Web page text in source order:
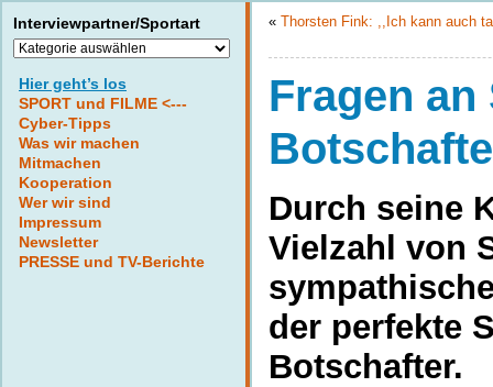
Interviewpartner/Sportart
Interviewpartner/Sportart
Hier geht’s los
SPORT und FILME <---
Cyber-Tipps
Was wir machen
Mitmachen
Kooperation
Wer wir sind
Impressum
Newsletter
PRESSE und TV-Berichte
« Thorsten Fink: ,,Ich kann auch
Fragen
Durch seine
Vielzahl von
der perfekte
Botschafter.